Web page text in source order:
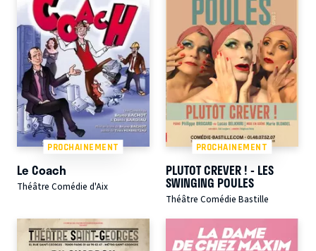
PROCHAINEMENT
Le Coach
Théâtre Comédie d'Aix
PROCHAINEMENT
PLUTOT CREVER ! - LES
SWINGING POULES
Théâtre Comédie Bastille